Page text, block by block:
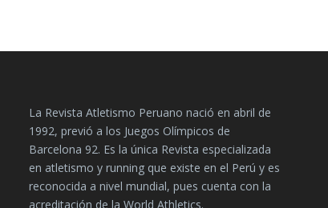
La Revista Atletismo Peruano nació en abril de
1992, previó a los Juegos Olímpicos de
Barcelona 92. Es la única Revista especializada
en atletismo y running que existe en el Perú y es
reconocida a nivel mundial, pues cuenta con la
acreditación de la World Athletics.